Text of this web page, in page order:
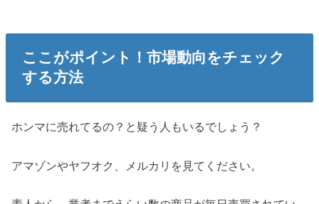
ここがポイント！市場動向をチェック
する方法
ホンマに売れてるの？と疑う人もいるでしょう？
アマゾンやヤフオク、メルカリを見てください。